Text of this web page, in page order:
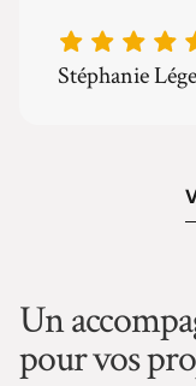
Stéphanie
Un
pour vos